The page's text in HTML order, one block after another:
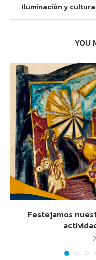
Iluminación y
YOU
Festejamos